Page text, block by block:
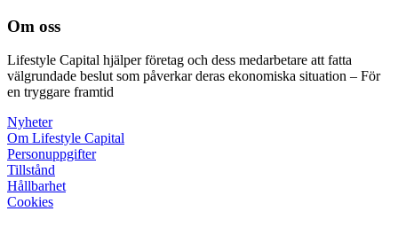
Om oss
Lifestyle Capital hjälper företag och dess medarbetare att fatta
välgrundade beslut som påverkar deras ekonomiska situation – För
en tryggare framtid
Nyheter
Om Lifestyle Capital
Person­uppgifter
Tillstånd
Hållbarhet
Cookies